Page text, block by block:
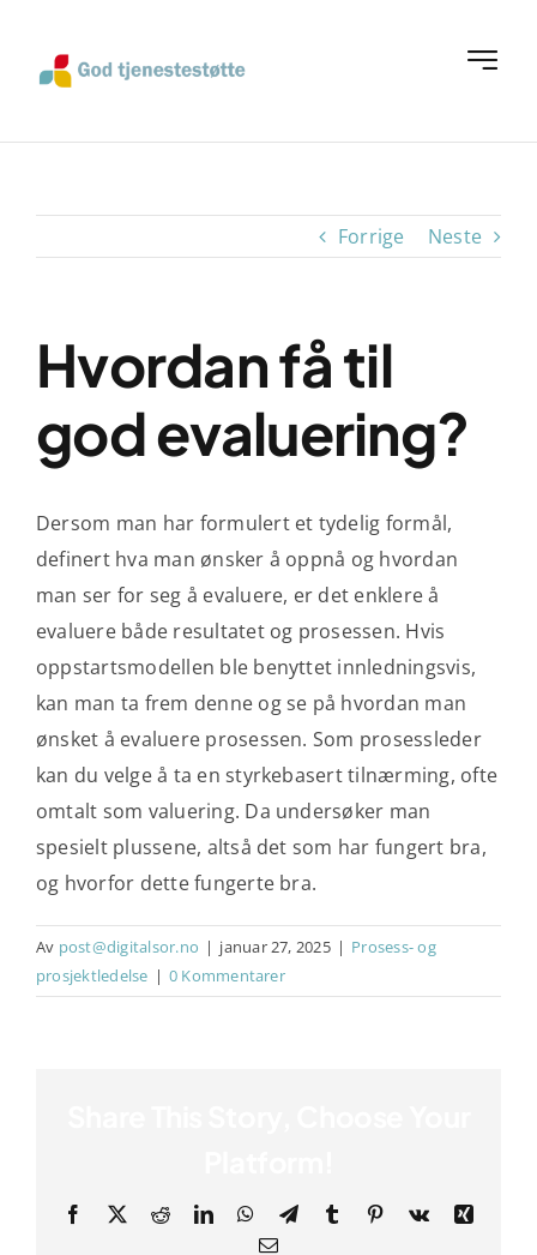
content
Toggle
Ofte stilte spørsmål
Verktøy
Forrige Neste
Hvordan få til
god evaluering?
Dersom man har formulert et tydelig formål,
definert hva man ønsker å oppnå og hvordan
man ser for seg å evaluere, er det enklere å
evaluere både resultatet og prosessen. Hvis
oppstartsmodellen ble benyttet innledningsvis,
kan man ta frem denne og se på hvordan man
ønsket å evaluere prosessen. Som prosessleder
kan du velge å ta en styrkebasert tilnærming, ofte
omtalt som valuering. Da undersøker man
spesielt plussene, altså det som har fungert bra,
og hvorfor dette fungerte bra.
Av post@digitalsor.no | januar 27, 2025 | Prosess- og
prosjektledelse | 0 Kommentarer
Facebook
X RedditLinkedInWhatsApp
TelegramTumblr Pinterest
Vk
Xing
E-